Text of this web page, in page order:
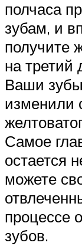
полчаса
зубам, и
получите
на третий
Ваши
изменили
Самое
остается
можете
процессе
зубов.